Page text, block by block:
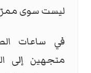
ليست سوى ممرّ
في ساعات
متجهين إلى